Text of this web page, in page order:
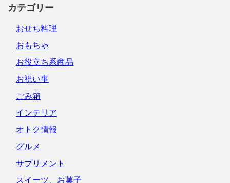
カテゴリー
おせち料理
おもちゃ
お役立ち系商品
お祝い事
ごみ箱
インテリア
オトク情報
グルメ
サプリメント
スイーツ、お菓子